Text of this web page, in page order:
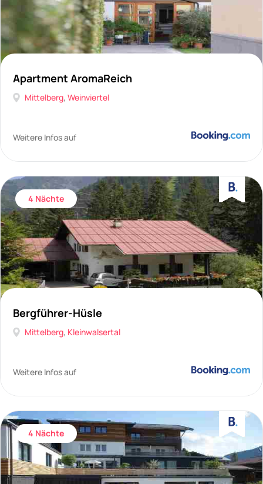
Apartment AromaReich
Mittelberg, Weinviertel
Weitere Infos auf
4 Nächte
Bergführer-Hüsle
Mittelberg, Kleinwalsertal
Weitere Infos auf
4 Nächte